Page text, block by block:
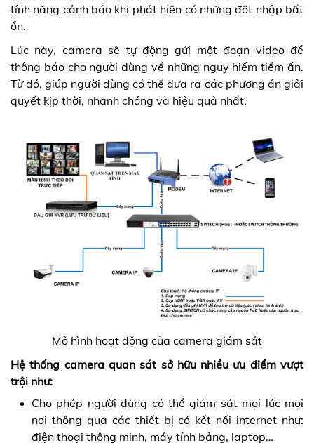
tính năng cảnh báo khi phát hiện có những đột nhập bất
ổn.
Lúc này, camera sẽ tự động gửi một đoạn video để
thông báo cho người dùng về những nguy hiểm tiềm ẩn.
Từ đó, giúp người dùng có thể đưa ra các phương án giải
quyết kịp thời, nhanh chóng và hiệu quả nhất.
Mô hình hoạt động của camera giám sát
Hệ thống camera quan sát sở hữu nhiều ưu điểm vượt
trội như:
Cho phép người dùng có thể giám sát mọi lúc mọi
nơi thông qua các thiết bị có kết nối internet như:
điện thoại thông minh, máy tính bảng, laptop…